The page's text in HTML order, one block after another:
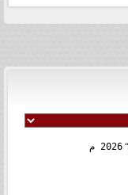
2026 م